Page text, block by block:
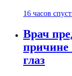
16 часов
Врач
причине
глаз